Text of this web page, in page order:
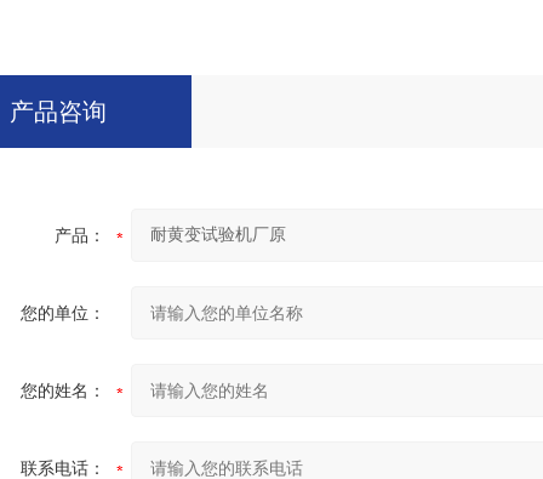
产品咨询
产品：
您的单位：
您的姓名：
联系电话：